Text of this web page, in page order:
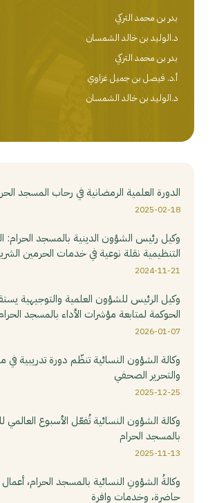
بدر بن محمد التركي
د.الوليد بن خالد الشمسان
بدر بن محمد التركي
أ.د. فيصل بن جميل غزاوي
د.الوليد بن خالد الشمسان
⁧‫الدورة العلمية الرمضانية‬⁩ في رحاب ⁧‫المسجد
2025-02-18
وكيل رئيس الشؤون الدينية بالمسجد الحرام:
التنظيمية نقلة نوعية في خدمات الحرمين
2024-11-21
وكيل الرئيس للشؤون العلمية والتوجيهية
الحوكمة لمتابعة مؤشرات الأداء بالمسجد
2026-01-07
وكالة الشؤون النسائية تنظّم دورة تدريبية في
والتحرير الصحفي
2025-12-25
وكالة الشؤون النسائية تُفعّل الأسبوع العالمي
بالمسجد الحرام
2025-11-13
وكالةُ الشؤونِ النسائية بالمسجد الحرام،
حاضرة، وخدمات وافرة